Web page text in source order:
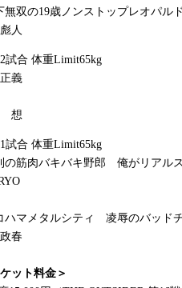
無双の19歳ノンストップレオパル
人
試合 体重Limit65kg
義
想
試合 体重Limit65kg
の筋肉バキバキ野郎 俺がリアル
ハマメタルシティ 凌辱のバッド
春
ット料金＞